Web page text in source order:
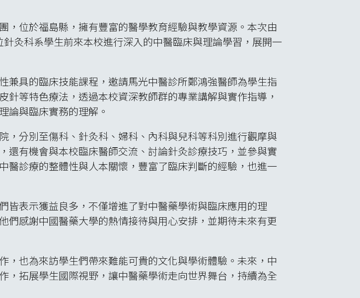
，位於福島縣，擁有豐富的醫學教育經驗與教學資源。本次由
灸科系學生前來本校進行深入的中醫臨床與理論學習，展開一
兼具的臨床技能課程，邀請馬光中醫診所鄭鴻強醫師為學生指
等特色療法，透過本校資深教師群的專業講解與實作指導，
論與臨床實務的理解。
，分別至傷科、針灸科、婦科、內科與兒科等科別進行觀摩與
還有機會與本校臨床醫師交流、討論針灸診療技巧，並參與實
醫診療的整體性與人本關懷，豐富了臨床判斷的經驗，也進一
皆表示獲益良多，不僅增進了對中醫藥學術與臨床應用的理
們感謝中國醫藥大學的熱情接待與用心安排，並期待未來有更
，也為來訪學生們帶來難能可貴的文化與學術體驗。未來，中
，拓展學生國際視野，讓中醫藥學術走向世界舞台，持續為全